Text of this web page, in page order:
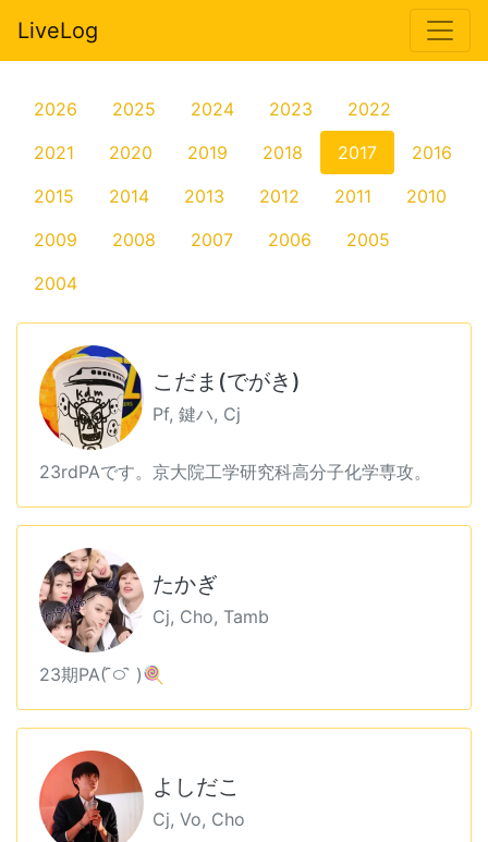
LiveLog
2026 2025 2024 2023
2022
2021
2020 2019 2018 2017
2016
2015
2014 2013 2012 2011
2010
2009
2008 2007 2006
2005
2004
こだま(でがき)
Pf, 鍵ハ, Cj
23rdPAです。京大院工学研究科高分子化学専攻。
たかぎ
Cj, Cho, Tamb
23期PA( ᷇࿀ ᷆ )🍭
よしだこ
Cj, Vo, Cho